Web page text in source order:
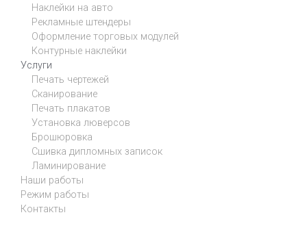
Наклейки на авто
Рекламные штендеры
Оформление торговых модулей
Контурные наклейки
Услуги
Печать чертежей
Сканирование
Печать плакатов
Установка люверсов
Брошюровка
Сшивка дипломных записок
Ламинирование
Наши работы
Режим работы
Контакты